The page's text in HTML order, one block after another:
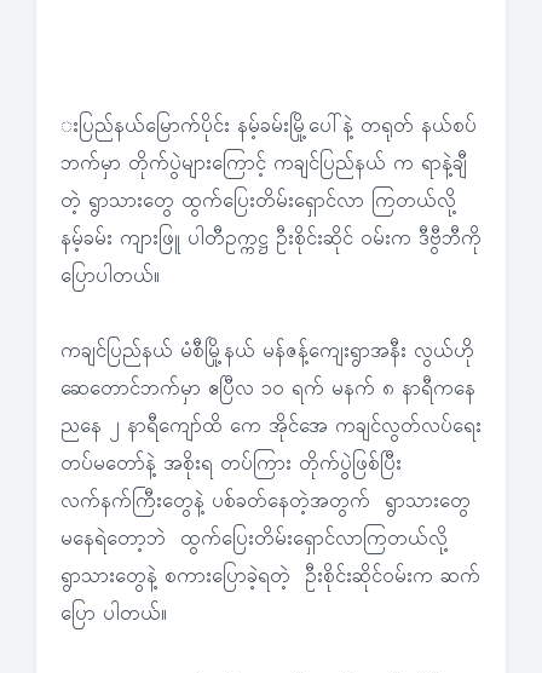
းပြည်နယ်မြောက်ပိုင်း နမ့်ခမ်းမြို့ပေါ်နဲ့ တရုတ် နယ်စပ်
ဘက်မှာ တိုက်ပွဲများကြောင့် ကချင်ပြည်နယ် က ရာနဲ့ချီ
တဲ့ ရွာသားတွေ ထွက်ပြေးတိမ်းရှောင်လာ ကြတယ်လို့
နမ့်ခမ်း ကျားဖြူ ပါတီဥက္ကဋ္ဌ ဦးစိုင်းဆိုင် ဝမ်းက ဒီဗွီဘီကို
ပြောပါတယ်။
ကချင်ပြည်နယ် မံစီမြို့နယ် မန်ဇန့်ကျေးရွာအနီး လွယ်ဟို
ဆေတောင်ဘက်မှာ ဧပြီလ ၁၀ ရက် မနက် ၈ နာရီကနေ
ညနေ ၂ နာရီကျော်ထိ ကေ အိုင်အေ ကချင်လွတ်လပ်ရေး
တပ်မတော်နဲ့ အစိုးရ တပ်ကြား တိုက်ပွဲဖြစ်ပြီး
လက်နက်ကြီးတွေနဲ့ ပစ်ခတ်နေတဲ့အတွက် ရွာသားတွေ
မနေရဲတော့ဘဲ ထွက်ပြေးတိမ်းရှောင်လာကြတယ်လို့
ရွာသားတွေနဲ့ စကားပြောခဲ့ရတဲ့ ဦးစိုင်းဆိုင်ဝမ်းက ဆက်
ပြော ပါတယ်။